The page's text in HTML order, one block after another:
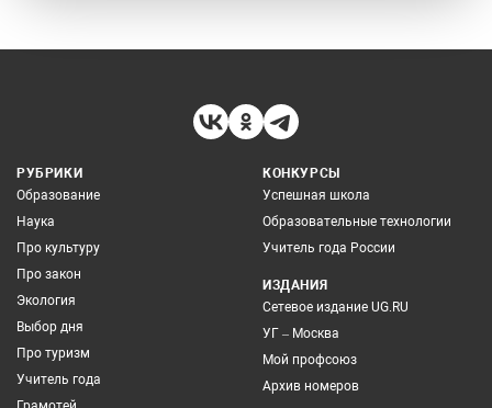
РУБРИКИ
Образование
Наука
Про культуру
Про закон
Экология
Выбор дня
Про туризм
Учитель года
КОНКУРСЫ
Успешная школа
Образовательные технологии
Учитель года России
ИЗДАНИЯ
Сетевое издание UG.RU
УГ – Москва
Мой профсоюз
Архив номеров